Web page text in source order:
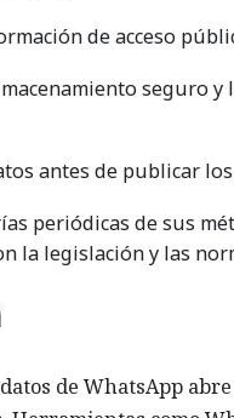
de acceso
seguro
antes de publicar
periódicas de sus
la legislación y las
de WhatsApp